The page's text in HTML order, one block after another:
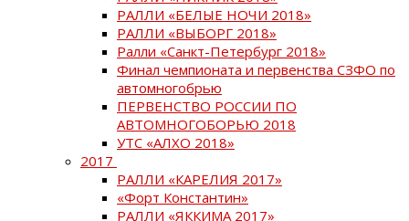
РАЛЛИ «БЕЛЫЕ НОЧИ 2018»
РАЛЛИ «ВЫБОРГ 2018»
Ралли «Санкт-Петербург 2018»
Финал чемпионата и первенства СЗФО по
автомногобрью
ПЕРВЕНСТВО РОССИИ ПО
АВТОМНОГОБОРЬЮ 2018
УТС «АЛХО 2018»
2017
РАЛЛИ «КАРЕЛИЯ 2017»
«Форт Константин»
РАЛЛИ «ЯККИМА 2017»